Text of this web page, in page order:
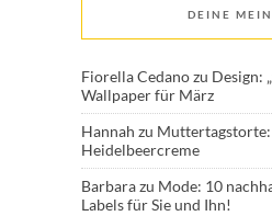
DEINE
Fiorella Cedanozu Design:
Wallpaper für März
Hannah zu
Heidelbeercreme
Barbarazu Mode: 10
Labels für Sie und Ihn!